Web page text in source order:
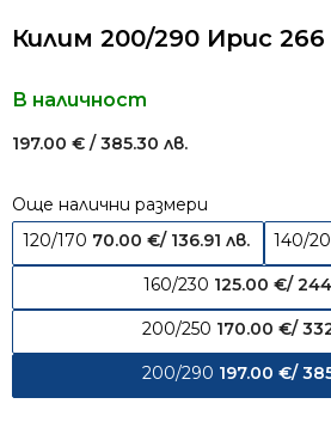
Килим 200/290 Ирис
В наличност
197.00 € / 385.30 лв.
Още налични размери
120/170 70.00 €/ 136.91 лв. 140/
160/230 125.00 €/
200/250 170.00 €/
200/290 197.00 €/